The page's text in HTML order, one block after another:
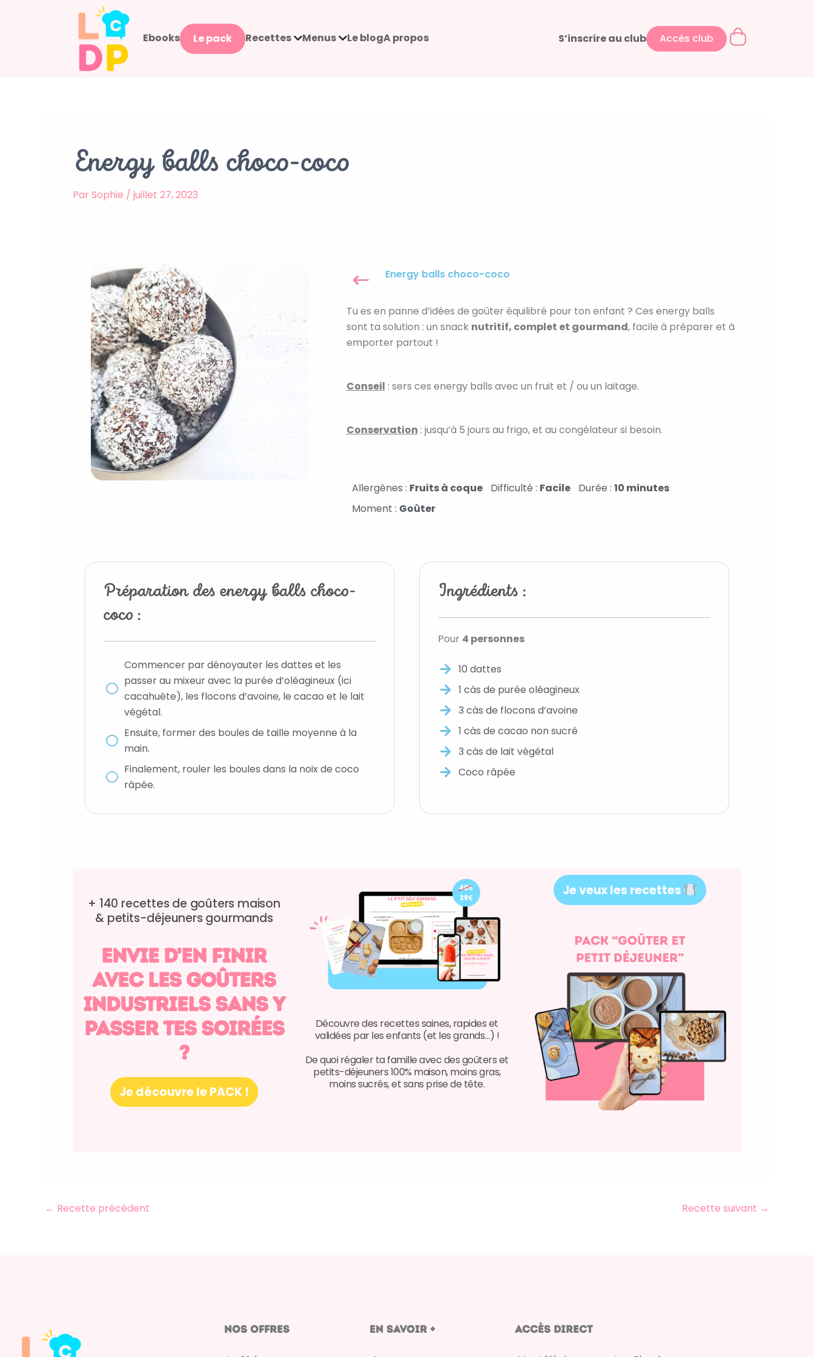
Ebooks Le pack Recettes Menus Le blogA propos S’inscrire au club Accès club
Energy balls choco-coco
Par Sophie / juillet 27, 2023
Energy balls choco-coco
Tu es en panne d’idées de goûter équilibré pour ton enfant ? Ces energy balls
sont ta solution : un snack nutritif, complet et gourmand, facile à préparer et à
emporter partout !
Conseil : sers ces energy balls avec un fruit et / ou un laitage.
Conservation : jusqu’à 5 jours au frigo, et au congélateur si besoin.
Allergènes : Fruits à coque Difficulté : Facile Durée : 10 minutes
Moment : Goûter
Préparation des energy balls choco-
coco :
Commencer par dénoyauter les dattes et les
passer au mixeur avec la purée d’oléagineux (ici
cacahuète), les flocons d’avoine, le cacao et le lait
végétal.⁣
Ensuite, former des boules de taille moyenne à la
main.
Finalement, rouler les boules dans la noix de coco
râpée.
Ingrédients :
Pour 4 personnes
10 dattes ⁣
1 càs de purée oléagineux ⁣
3 càs de flocons d’avoine ⁣
1 càs de cacao⁣ non sucré
3 càs de lait végétal
Coco râpée ⁣
+ 140 recettes de goûters maison
& petits-déjeuners gourmands
envie d'en finir
avec les goûters
industriels sans y
passer tes soirées
?
Je découvre le PACK !
Découvre des recettes saines, rapides et
validées par les enfants (et les grands…) !
De quoi régaler ta famille avec des goûters et
petits-déjeuners 100% maison, moins gras,
moins sucrés, et sans prise de tête.
Je veux les recettes
← Recette précédent Recette suivant →
nos offres en savoir + Accès direct